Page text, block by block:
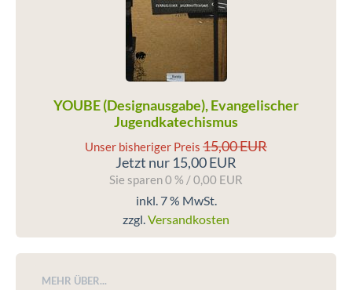
YOUBE (Designausgabe), Evangelischer
Jugendkatechismus
Unser bisheriger Preis 15,00 EUR
Jetzt nur 15,00 EUR
Sie sparen 0 % / 0,00 EUR
inkl. 7 % MwSt.
zzgl.Versandkosten
MEHR ÜBER...